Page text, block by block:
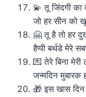
💫 तू जिंदगी का
जो हर सीन को
🤗 तू है तो हर
हैप्पी बर्थडे मेरे
💌 तेरे बिना
जन्मदिन मुबारक
🎁 इस खास